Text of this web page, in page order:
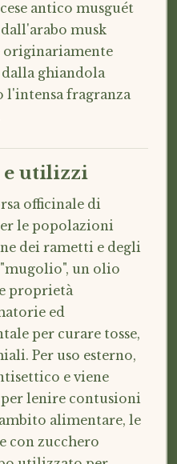
antico musguét
musk
originariamente
ghiandola
fragranza
e utilizzi
officinale di
le popolazioni
dei rametti e degli
un olio
proprietà
ed
per curare tosse,
Per uso esterno,
e viene
lenire contusioni
alimentare, le
con zucchero